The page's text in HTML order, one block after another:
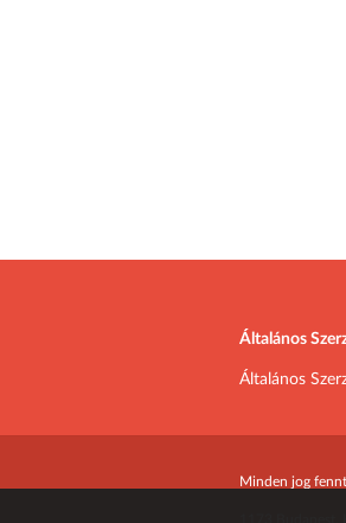
Általános
Általános
Minden jog